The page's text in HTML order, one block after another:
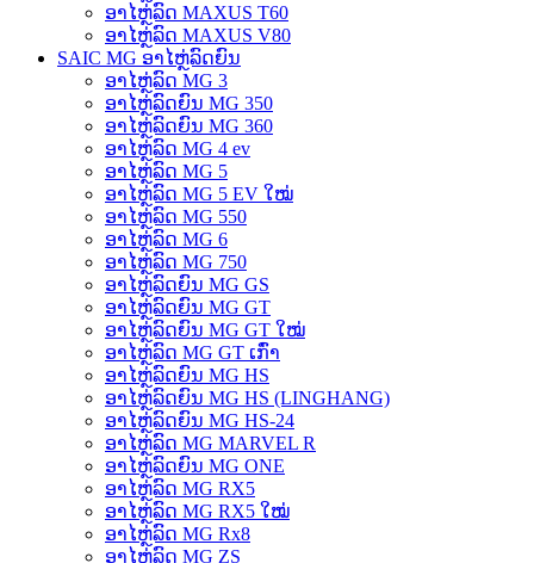
ອາໄຫຼ່ລົດ MAXUS T60
ອາໄຫຼ່ລົດ MAXUS V80
SAIC MG ອາໄຫຼ່ລົດຍົນ
ອາໄຫຼ່ລົດ MG 3
ອາໄຫຼ່ລົດຍົນ MG 350
ອາໄຫຼ່ລົດຍົນ MG 360
ອາໄຫຼ່ລົດ MG 4 ev
ອາໄຫຼ່ລົດ MG 5
ອາໄຫຼ່ລົດ MG 5 EV ໃໝ່
ອາໄຫຼ່ລົດ MG 550
ອາໄຫຼ່ລົດ MG 6
ອາໄຫຼ່ລົດ MG 750
ອາໄຫຼ່ລົດຍົນ MG GS
ອາໄຫຼ່ລົດຍົນ MG GT
ອາໄຫຼ່ລົດຍົນ MG GT ໃໝ່
ອາໄຫຼ່ລົດ MG GT ເກົ່າ
ອາໄຫຼ່ລົດຍົນ MG HS
ອາໄຫຼ່ລົດຍົນ MG HS (LINGHANG)
ອາໄຫຼ່ລົດຍົນ MG HS-24
ອາໄຫຼ່ລົດ MG MARVEL R
ອາໄຫຼ່ລົດຍົນ MG ONE
ອາໄຫຼ່ລົດ MG RX5
ອາໄຫຼ່ລົດ MG RX5 ໃໝ່
ອາໄຫຼ່ລົດ MG Rx8
ອາໄຫຼ່ລົດ MG ZS